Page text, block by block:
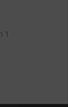
1